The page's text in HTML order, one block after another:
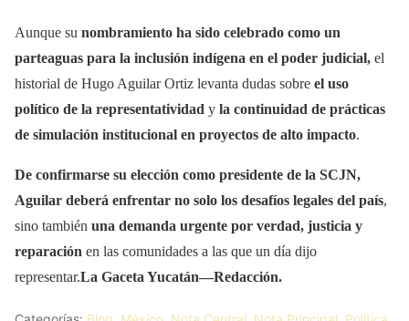
Aunque su nombramiento ha sido celebrado como un
parteaguas para la inclusión indígena en el poder judicial, el
historial de Hugo Aguilar Ortiz levanta dudas sobre el uso
político de la representatividad y la continuidad de prácticas
de simulación institucional en proyectos de alto impacto.
De confirmarse su elección como presidente de la SCJN,
Aguilar deberá enfrentar no solo los desafíos legales del país,
sino también una demanda urgente por verdad, justicia y
reparación en las comunidades a las que un día dijo
representar.La Gaceta Yucatán—Redacción.